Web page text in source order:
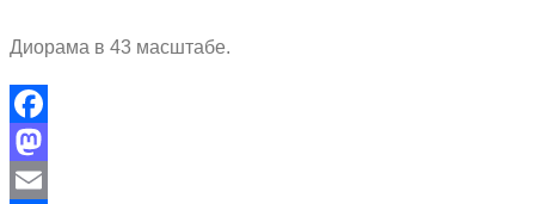
Диорама в 43 масштабе.
Facebook
Mastodon